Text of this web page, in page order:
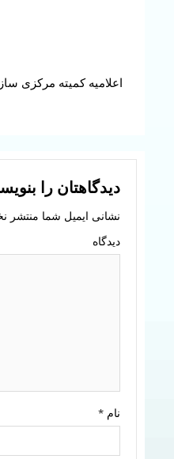
Continue
اعلامیه کمیته مرکزی
دیدگاهتان را
نشانی ایمیل شما منتشر
دیدگاه
نام *